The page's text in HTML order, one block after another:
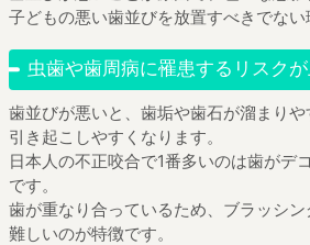
子どもの悪い歯並びを放置すべきでない
虫歯や歯周病に罹患するリスク
歯並びが悪いと、歯垢や歯石が溜まり
引き起こしやすくなります。
日本人の不正咬合で1番多いのは歯がデ
です。
歯が重なり合っているため、ブラッシ
難しいのが特徴です。